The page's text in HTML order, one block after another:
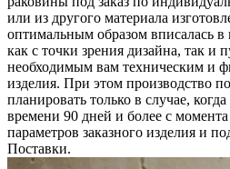
или из другого материала
оптимальным образом вписалась в
как с точки зрения дизайна, так и
необходимым вам техническим и
изделия. При этом производство
планировать только в случае, когда
времени 90 дней и более с момента
параметров заказного изделия и
Поставки.